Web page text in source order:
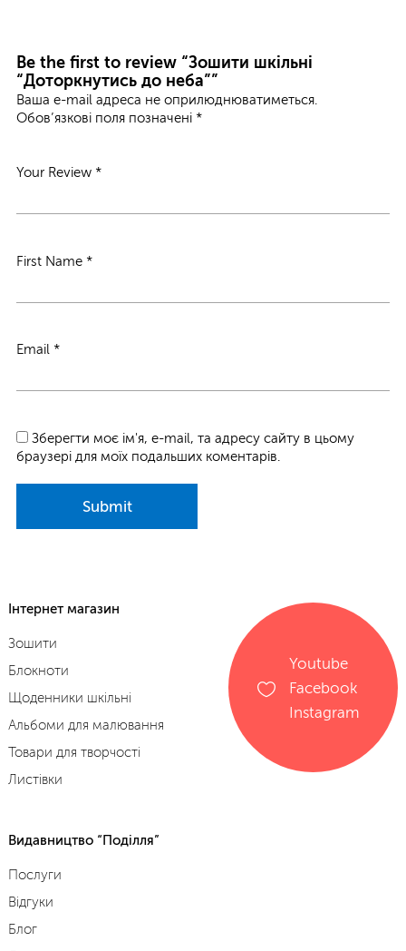
Be the first to review “Зошити шкільні
“Доторкнутись до неба””
Ваша e-mail адреса не оприлюднюватиметься.
Обов’язкові поля позначені *
Your Review *
First Name *
Email *
Зберегти моє ім'я, e-mail, та адресу сайту в цьому
браузері для моїх подальших коментарів.
Submit
Інтернет магазин
Зошити
Блокноти
Щоденники шкільні
Альбоми для малювання
Товари для творчості
Листівки
Видавництво “Поділля”
Послуги
Відгуки
Блог
Youtube
Facebook
Instagram